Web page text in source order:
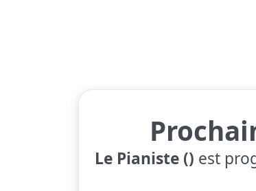
Le Pianiste () est